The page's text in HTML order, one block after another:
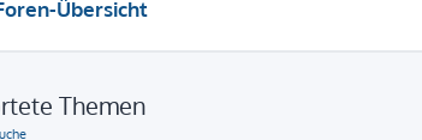
Übersicht
Themen